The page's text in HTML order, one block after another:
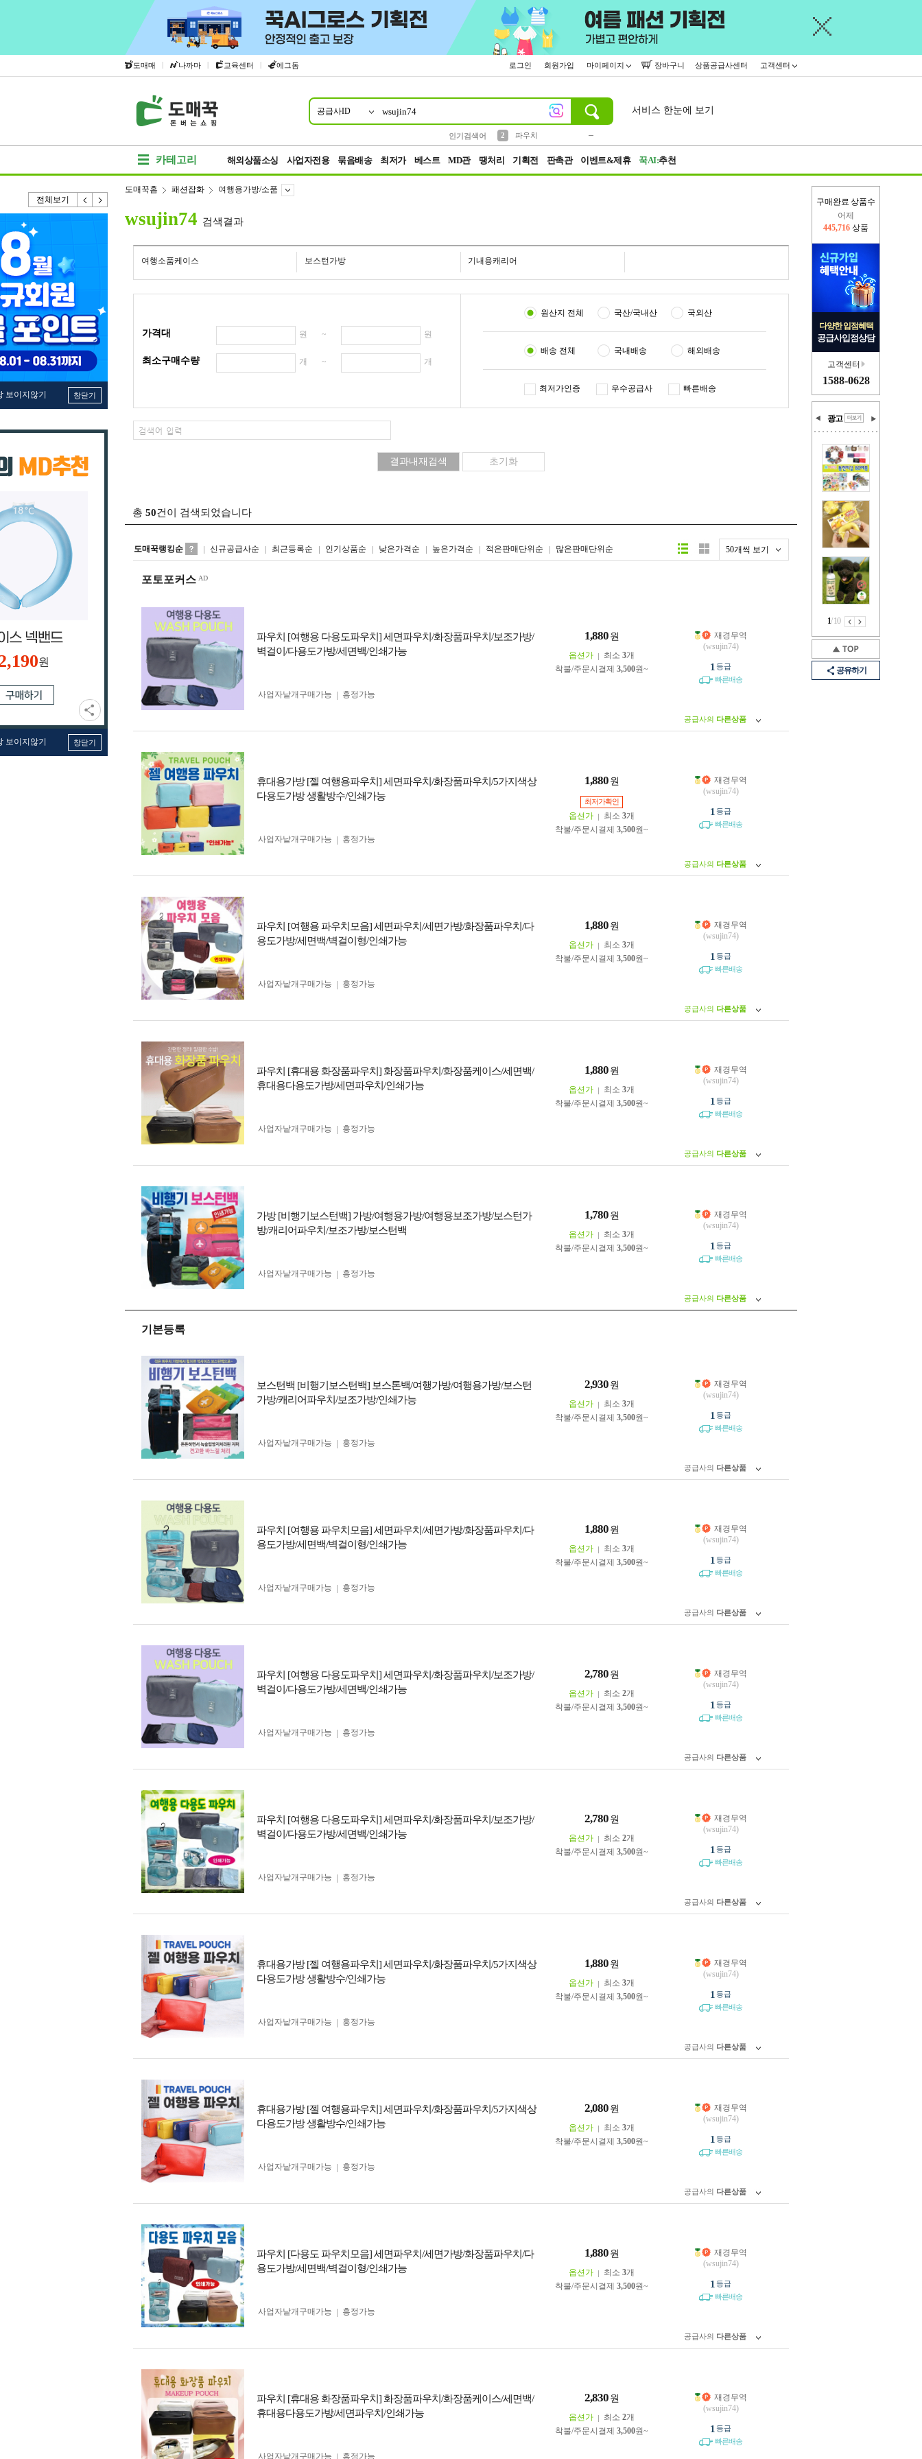
도매매 | 나까마 | 교육센터 | 에그돔 로그인 회원가입 마이페이지 장바구니 상품공급사센터 고객센터
공급사ID
인기검색어
2
파우치
서비스 한눈에 보기
카테고리 해외상품소싱 사업자전용 묶음배송 최저가 베스트 MD관 땡처리 기획전 판촉관 이벤트&제휴 꾹AI:추천
전체보기
보이지않기 창닫기
원
보이지않기 창닫기
구매완료 상품수
오늘(현재)
364,340 상품
다양한 입점혜택
공급사입점상담
고객센터
1588-0628
광고
1/10
공유하기
도매꾹홈 패션잡화 여행용가방/소품
wsujin74 검색결과
여행소품케이스 보스턴가방 기내용캐리어
가격대 원 ~ 원
최소구매수량 개 ~ 개
원산지 전체 국산/국내산 국외산
배송 전체 국내배송 해외배송
최저가인증 우수공급사 빠른배송
총 50건이 검색되었습니다
도매꾹랭킹순 신규공급사순 최근등록순 인기상품순 낮은가격순 높은가격순 적은판매단위순 많은판매단위순 50개씩 보기
리스트형갤러리형
포토포커스
파우치 [여행용 다용도파우치] 세면파우치/화장품파우치/보조가방/
벽걸이/다용도가방/세면백/인쇄가능
1,880 원
옵션가 최소 3개
착불/주문시결제 3,500원~
사업자 낱개구매가능 흥정가능
재경무역
(wsujin74)
1 등급
빠른배송
공급사의 다른상품
휴대용가방 [젤 여행용파우치] 세면파우치/화장품파우치/5가지색상
다용도가방 생활방수/인쇄가능
1,880 원
최저가확인
옵션가 최소 3개
착불/주문시결제 3,500원~
사업자 낱개구매가능
흥정가능
재경무역
(wsujin74)
1 등급
빠른배송
공급사의 다른상품
파우치 [여행용 파우치모음] 세면파우치/세면가방/화장품파우치/다
용도가방/세면백/벽걸이형/인쇄가능
1,880 원
옵션가 최소 3개
착불/주문시결제 3,500원~
사업자 낱개구매가능 흥정가능
재경무역
(wsujin74)
1 등급
빠른배송
공급사의 다른상품
파우치 [휴대용 화장품파우치] 화장품파우치/화장품케이스/세면백/
휴대용다용도가방/세면파우치/인쇄가능
1,880 원
옵션가 최소 3개
착불/주문시결제 3,500원~
사업자 낱개구매가능 흥정가능
재경무역
(wsujin74)
1 등급
빠른배송
공급사의 다른상품
가방 [비행기보스턴백] 가방/여행용가방/여행용보조가방/보스턴가
방/캐리어파우치/보조가방/보스턴백
1,780 원
옵션가 최소 3개
착불/주문시결제 3,500원~
사업자 낱개구매가능 흥정가능
재경무역
(wsujin74)
1 등급
빠른배송
공급사의 다른상품
기본등록
보스턴백 [비행기보스턴백] 보스톤백/여행가방/여행용가방/보스턴
가방/캐리어파우치/보조가방/인쇄가능
2,930 원
옵션가 최소 3개
착불/주문시결제 3,500원~
사업자 낱개구매가능 흥정가능
재경무역
(wsujin74)
1 등급
빠른배송
공급사의 다른상품
파우치 [여행용 파우치모음] 세면파우치/세면가방/화장품파우치/다
용도가방/세면백/벽걸이형/인쇄가능
1,880 원
옵션가 최소 3개
착불/주문시결제 3,500원~
사업자 낱개구매가능 흥정가능
재경무역
(wsujin74)
1 등급
빠른배송
공급사의 다른상품
파우치 [여행용 다용도파우치] 세면파우치/화장품파우치/보조가방/
벽걸이/다용도가방/세면백/인쇄가능
2,780 원
옵션가 최소 2개
착불/주문시결제 3,500원~
사업자 낱개구매가능 흥정가능
재경무역
(wsujin74)
1 등급
빠른배송
공급사의 다른상품
파우치 [여행용 다용도파우치] 세면파우치/화장품파우치/보조가방/
벽걸이/다용도가방/세면백/인쇄가능
2,780 원
옵션가 최소 2개
착불/주문시결제 3,500원~
사업자 낱개구매가능 흥정가능
재경무역
(wsujin74)
1 등급
빠른배송
공급사의 다른상품
휴대용가방 [젤 여행용파우치] 세면파우치/화장품파우치/5가지색상
다용도가방 생활방수/인쇄가능
1,880 원
옵션가 최소 3개
착불/주문시결제 3,500원~
사업자 낱개구매가능 흥정가능
재경무역
(wsujin74)
1 등급
빠른배송
공급사의 다른상품
휴대용가방 [젤 여행용파우치] 세면파우치/화장품파우치/5가지색상
다용도가방 생활방수/인쇄가능
2,080 원
옵션가 최소 3개
착불/주문시결제 3,500원~
사업자 낱개구매가능 흥정가능
재경무역
(wsujin74)
1 등급
빠른배송
공급사의 다른상품
파우치 [다용도 파우치모음] 세면파우치/세면가방/화장품파우치/다
용도가방/세면백/벽걸이형/인쇄가능
1,880 원
옵션가 최소 3개
착불/주문시결제 3,500원~
사업자 낱개구매가능 흥정가능
재경무역
(wsujin74)
1 등급
빠른배송
공급사의 다른상품
파우치 [휴대용 화장품파우치] 화장품파우치/화장품케이스/세면백/
휴대용다용도가방/세면파우치/인쇄가능
2,830 원
옵션가 최소 2개
착불/주문시결제 3,500원~
사업자 낱개구매가능 흥정가능
재경무역
(wsujin74)
1 등급
빠른배송